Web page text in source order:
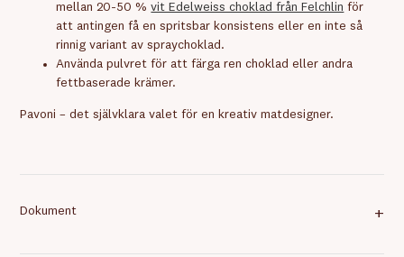
mellan 20-50 %vit Edelweiss choklad från Felchlin för
att antingen få en spritsbar konsistens eller en inte så
rinnig variant av spraychoklad.
Använda pulvret för att färga ren choklad eller andra
fettbaserade krämer.
Pavoni – det självklara valet för en kreativ matdesigner.
Dokument +